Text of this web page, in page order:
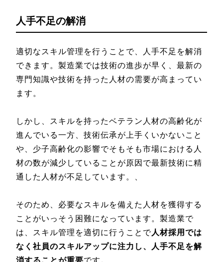
人手不足の解消
適切なスキル管理を行うことで、人手不足を解消
できます。製造業では技術の進歩が早く、最新の
専門知識や技術を持った人材の需要が高まってい
ます。
しかし、スキルを持ったベテラン人材の高齢化が
進んでいる一方、技術伝承が上手くいかないこと
や、少子高齢化の影響でそもそも市場における人
材の数が減少していることが原因で最新技術に精
通した人材が不足しています。、
そのため、必要なスキルを備えた人材を獲得する
ことがいっそう困難になっています。製造業で
は、スキル管理を適切に行うことで人材採用では
なく社員のスキルアップに注力し、人手不足を解
消することが重要です。